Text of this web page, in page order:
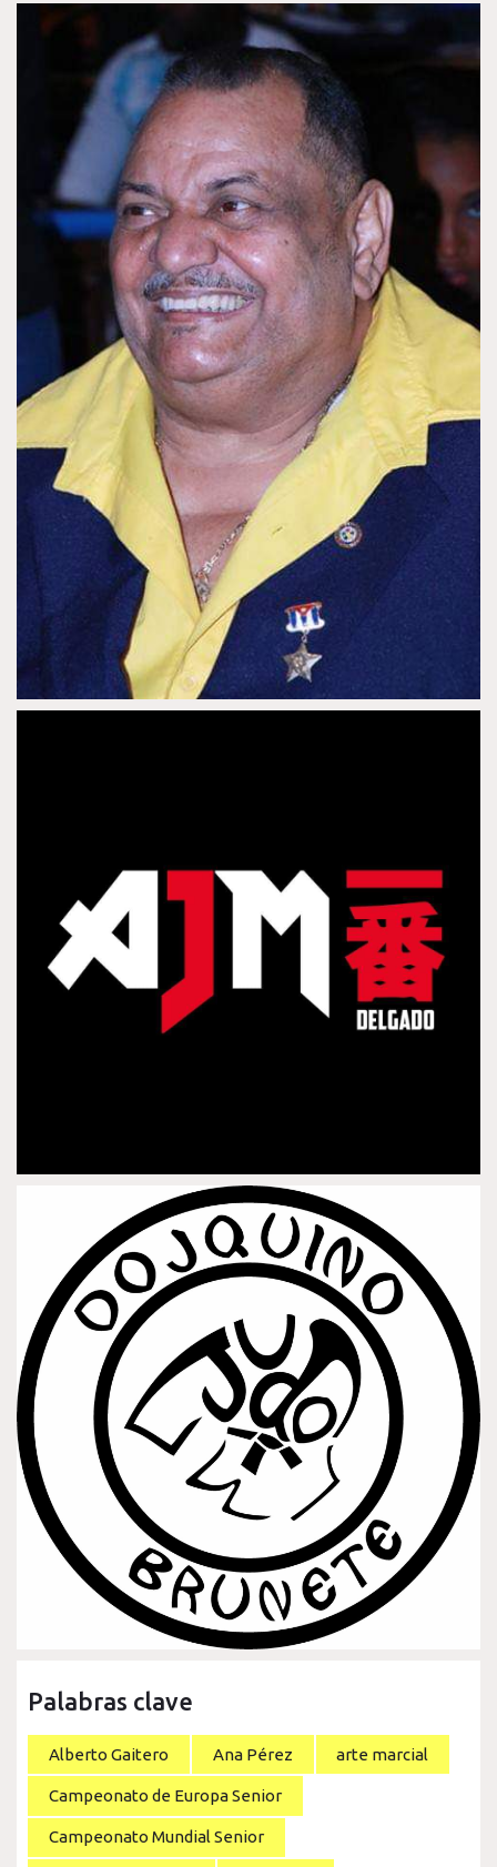
Palabras clave
Alberto Gaitero Ana Pérez arte marcial
Campeonato de Europa Senior
Campeonato Mundial Senior